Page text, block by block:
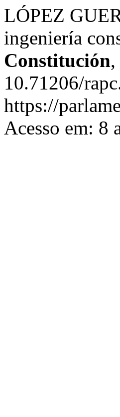
LÓPEZ
ingeniería
Constitución,
10.71206/
https://
Acesso em: 8